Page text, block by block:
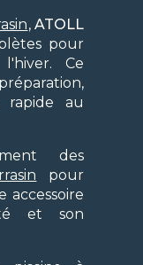
, ATOLL
pour
Ce
rapide au
des
pour
accessoire
et son